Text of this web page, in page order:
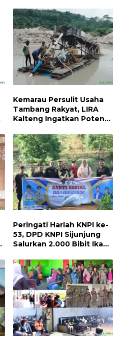
Kemarau Persulit Usaha
Tambang Rakyat, LIRA
Kalteng Ingatkan Potensi
Hidup
Peringati Harlah KNPI ke-
53, DPD KNPI Sijunjung
Salurkan 2.000 Bibit Ikan